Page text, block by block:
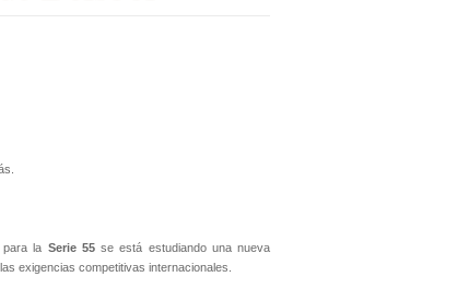
la Serie 55se está estudiando una nueva
exigencias competitivas internacionales.